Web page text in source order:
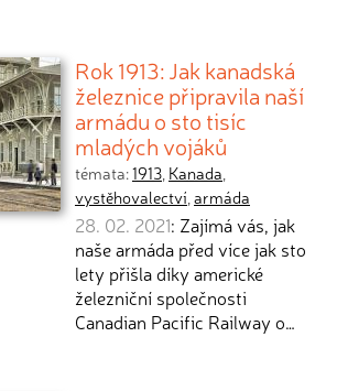
Rok 1913: Jak kanadská
železnice připravila naší
armádu o sto tisíc
mladých vojáků
témata:1913, Kanada,
vystěhovalectví,armáda
28. 02. 2021: Zajímá vás, jak
naše armáda před více jak sto
lety přišla díky americké
železniční společnosti
Canadian Pacific Railway o…